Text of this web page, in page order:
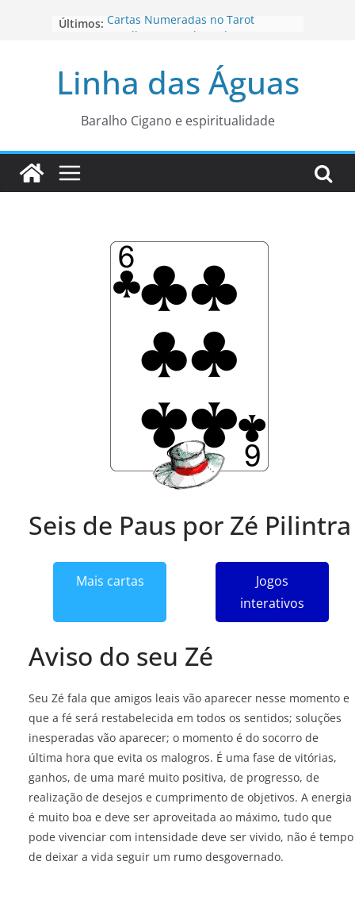
Últimos: Cartas Numeradas no Tarot
para está fase
Os Naipes no Tarot
Cartas da Corte no Tarot
Linha das Águas
Baralho Cigano e espiritualidade
Seis de Paus por Zé Pilintra
Mais cartas
Jogos
interativos
Aviso do seu Zé
Seu Zé fala que amigos leais vão aparecer nesse momento e
que a fé será restabelecida em todos os sentidos; soluções
inesperadas vão aparecer; o momento é do socorro de
última hora que evita os malogros. É uma fase de vitórias,
ganhos, de uma maré muito positiva, de progresso, de
realização de desejos e cumprimento de objetivos. A energia
é muito boa e deve ser aproveitada ao máximo, tudo que
pode vivenciar com intensidade deve ser vivido, não é tempo
de deixar a vida seguir um rumo desgovernado.